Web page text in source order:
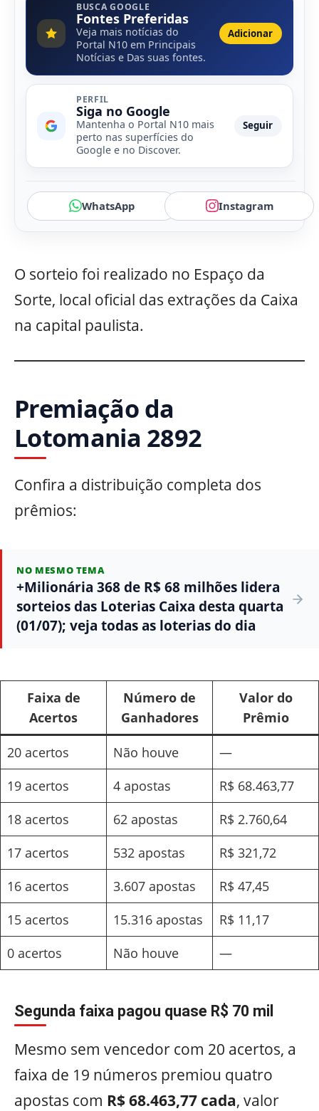
BUSCA GOOGLE
Fontes Preferidas
Veja mais notícias do
Portal N10 em Principais
Notícias e Das suas fontes.
Adicionar
PERFIL
Siga no Google
Mantenha o Portal N10 mais
perto nas superfícies do
Google e no Discover.
Seguir
WhatsApp Instagram
O sorteio foi realizado no Espaço da
Sorte, local oficial das extrações da Caixa
na capital paulista.
Premiação da
Lotomania 2892
Confira a distribuição completa dos
prêmios:
NO MESMO TEMA
+Milionária 368 de R$ 68 milhões lidera
sorteios das Loterias Caixa desta quarta
(01/07); veja todas as loterias do dia
Faixa de
Acertos
Número de
Ganhadores
Valor do
Prêmio
20 acertos Não houve
—
19 acertos
4 apostas
R$ 68.463,77
18 acertos
62 apostas
R$ 2.760,64
17 acertos
532 apostas
R$ 321,72
16 acertos
3.607 apostas
R$ 47,45
15 acertos
15.316 apostas
R$ 11,17
0 acertos
Não houve —
Segunda faixa pagou quase R$ 70 mil
Mesmo sem vencedor com 20 acertos, a
faixa de 19 números premiou quatro
apostas com R$ 68.463,77 cada, valor